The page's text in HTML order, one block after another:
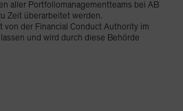
aller Portfoliomanagementteams bei AB
Zeit überarbeitet werden.
der Financial Conduct Authority im
und wird durch diese Behörde